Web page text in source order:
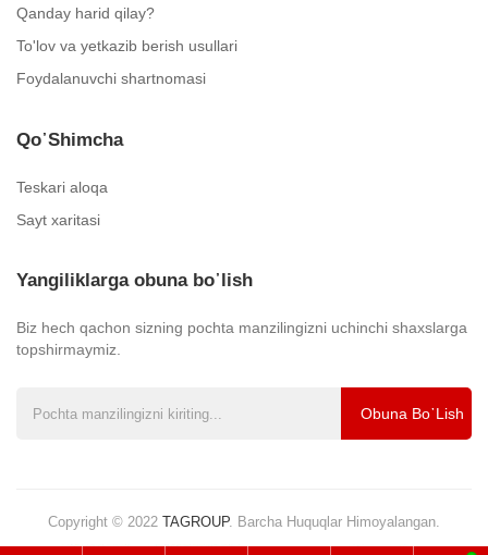
Qanday harid qilay?
To'lov va yetkazib berish usullari
Foydalanuvchi shartnomasi
Qo᾿shimcha
Teskari aloqa
Sayt xaritasi
Yangiliklarga obuna bo᾿lish
Biz hech qachon sizning pochta manzilingizni uchinchi shaxslarga
topshirmaymiz.
Obuna Bo᾿lish
Copyright © 2022 TAGROUP. Barcha Huquqlar Himoyalangan.